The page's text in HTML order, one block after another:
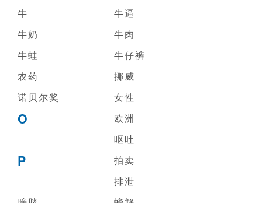
牛
牛逼
牛奶
牛肉
牛蛙
牛仔裤
农药
挪威
诺贝尔奖
女性
O
欧洲
呕吐
P
拍卖
排泄